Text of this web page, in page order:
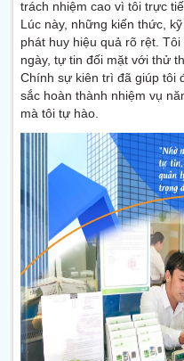
trách nhiệm cao vì tôi trực
Lúc này, những kiến thức,
phát huy hiệu quả rõ rệt.
ngày, tự tin đối mặt với thử
Chính sự kiên trì đã giúp tôi
sắc hoàn thành nhiệm vụ
mà tôi tự hào.